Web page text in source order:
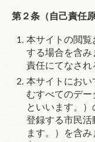
第２条（自己責任
本サイトの閲覧
する場合を含み
責任にてなされ
本サイトにおい
むすべてのデー
といいます。
登録する市民活
ます。）を含み